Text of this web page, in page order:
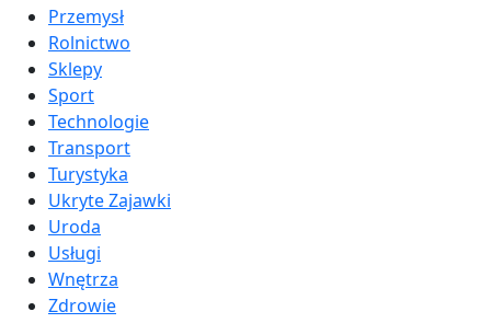
Przemysł
Rolnictwo
Sklepy
Sport
Technologie
Transport
Turystyka
Ukryte Zajawki
Uroda
Usługi
Wnętrza
Zdrowie